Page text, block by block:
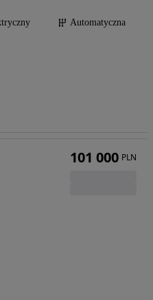
Automatyczna
101 000 PLN